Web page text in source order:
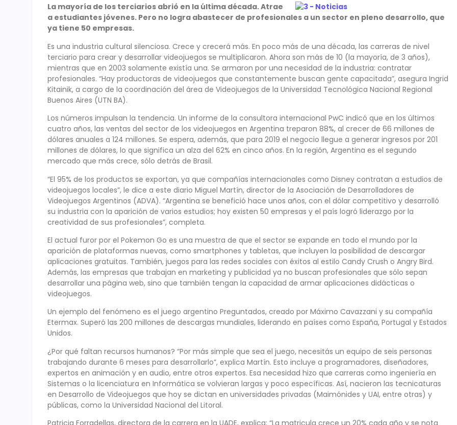
La mayoría de los terciarios abrió en la última década. Atrae
a estudiantes jóvenes. Pero no logra abastecer de profesionales a un sector en pleno desarrollo, que
ya tiene 50 empresas.
Es una industria cultural silenciosa. Crece y crecerá más. En poco más de una década, las carreras de nivel
terciario para crear y desarrollar videojuegos se multiplicaron. Ahora son más de 10 (la mayoría, de 3 años),
mientras que en 2003 solamente existía una. Se armaron por una necesidad de la industria: contratar
profesionales. “Hay productoras de videojuegos que constantemente buscan gente capacitada”, asegura Ingrid
Kitainik, a cargo de la coordinación del área de Videojuegos de la Universidad Tecnológica Nacional Regional
Buenos Aires (UTN BA).
Los números impulsan la tendencia. Un informe de la consultora internacional PwC indicó que en los últimos
cuatro años, las ventas del sector de los videojuegos en Argentina treparon 88%, al crecer de 66 millones de
dólares anuales a 124 millones. Se espera, además, que para 2019 el negocio llegue a generar ingresos por 201
millones de dólares, lo que significa un alza del 62% en cinco años. En la región, Argentina es el segundo
mercado que más crece, sólo detrás de Brasil.
“El 95% de los productos se exportan, ya que compañías internacionales como Disney contratan a estudios de
videojuegos locales”, le dice a este diario Miguel Martín, director de la Asociación de Desarrolladores de
Videojuegos Argentinos (ADVA). “Argentina se benefició hace unos años, con el dólar competitivo y desarrolló
su industria con la aparición de varios estudios; hoy existen 50 empresas y el país logró liderazgo por la
creatividad de sus profesionales”, completa.
El actual furor por el Pokemon Go es una muestra de que el sector se expande en todo el mundo por la
aparición de plataformas nuevas, como smartphones y tabletas, que incluyen la posibilidad de descargar
aplicaciones gratuitas. También, juegos para las redes sociales con éxitos al estilo Candy Crush o Angry Bird.
Además, las empresas que trabajan en marketing y publicidad ya no buscan profesionales que sólo sepan
desarrollar una página web, sino que también tengan la capacidad de armar aplicaciones didácticas o
videojuegos.
Un ejemplo del fenómeno es el juego argentino Preguntados, creado por Máximo Cavazzani y su compañía
Etermax. Superó las 200 millones de descargas mundiales, liderando en países como España, Portugal y Estados
Unidos.
¿Por qué faltan recursos humanos? “Por más simple que sea el juego, necesitás un equipo de seis personas
trabajando durante 6 meses para desarrollarlo”, explica Martín. Esto incluye a programadores, diseñadores,
expertos en animación y en audio, entre otros expertos. Esa necesidad hizo que carreras como ingeniería en
Sistemas o la licenciatura en Informática se volvieran largas y poco específicas. Así, nacieron las tecnicaturas
en Desarrollo de Videojuegos que hoy se dictan en universidades privadas (Maimónides y UAI, entre otras) y
públicas, como la Universidad Nacional del Litoral.